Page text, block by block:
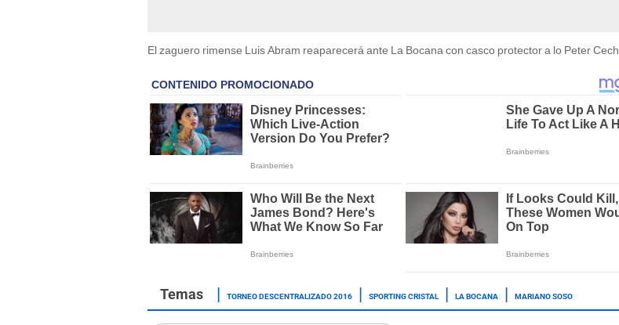
El zaguero rimense Luis Abram reaparecerá ante La Bocana con casco protector a lo Peter Cech.
TORNEO DESCENTRALIZADO 2016 SPORTING CRISTAL LA BOCANA MARIANO SOSO